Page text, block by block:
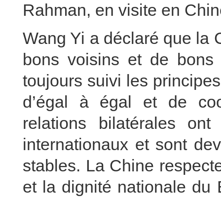
Rahman, en visite en
Wang Yi a déclaré que la
bons voisins et de
toujours suivi les
d’égal à égal et de
relations bilatérales
internationaux et sont
stables. La Chine
et la dignité nationale du